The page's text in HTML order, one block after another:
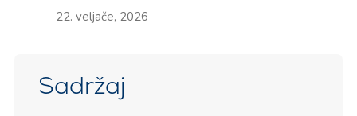
22. veljače, 2026
Sadržaj